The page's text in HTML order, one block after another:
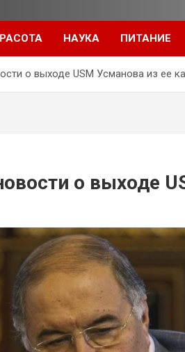
НАУКА ПИТАНИЕ
о выходе USM Усманова из ее
о выходе